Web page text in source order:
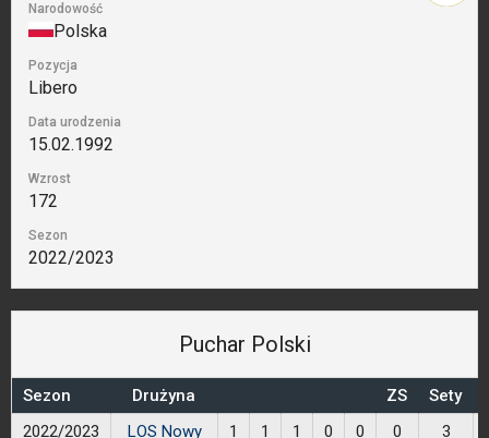
Narodowość
Polska
Pozycja
Libero
Data urodzenia
15.02.1992
Wzrost
172
Sezon
2022/2023
Puchar Polski
Sezon Drużyna ZS Sety
2022/2023
LOS Nowy
1 1 1 0 0 0 3